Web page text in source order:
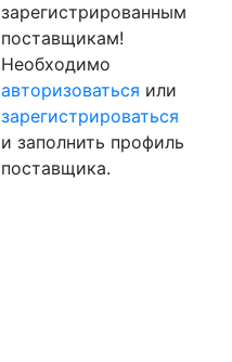
зарегистрированным
поставщикам!
Необходимо
авторизоваться или
зарегистрироваться
и заполнить профиль
поставщика.